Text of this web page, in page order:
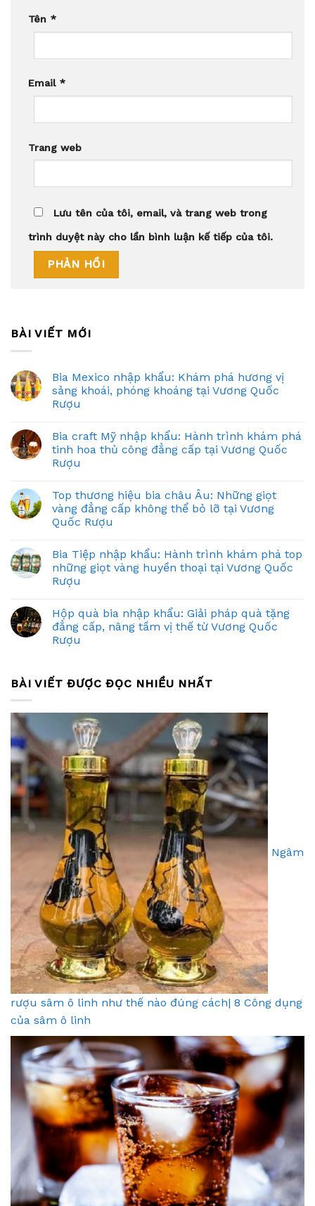
Tên *
Email *
Trang web
Lưu tên của tôi, email, và trang web trong
trình duyệt này cho lần bình luận kế tiếp của tôi.
BÀI VIẾT MỚI
Bia Mexico nhập khẩu: Khám phá hương vị
sảng khoái, phóng khoáng tại Vương Quốc
Rượu
Bia craft Mỹ nhập khẩu: Hành trình khám phá
tinh hoa thủ công đẳng cấp tại Vương Quốc
Rượu
Top thương hiệu bia châu Âu: Những giọt
vàng đẳng cấp không thể bỏ lỡ tại Vương
Quốc Rượu
Bia Tiệp nhập khẩu: Hành trình khám phá top
những giọt vàng huyền thoại tại Vương Quốc
Rượu
Hộp quà bia nhập khẩu: Giải pháp quà tặng
đẳng cấp, nâng tầm vị thế từ Vương Quốc
Rượu
BÀI VIẾT ĐƯỢC ĐỌC NHIỀU NHẤT
Ngâm
rượu sâm ô linh như thế nào đúng cách| 8 Công dụng
của sâm ô linh